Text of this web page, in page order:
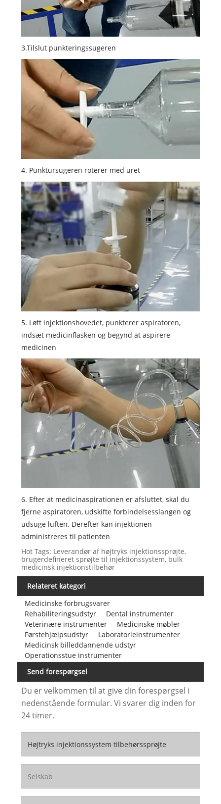
3.Tilslut punkteringssugeren
4. Punktursugeren roterer med uret
5. Løft injektionshovedet, punkterer aspiratoren,
indsæt medicinflasken og begynd at aspirere
medicinen
6. Efter at medicinaspirationen er afsluttet, skal du
fjerne aspiratoren, udskifte forbindelsesslangen og
udsuge luften. Derefter kan injektionen
administreres til patienten
Hot Tags: Leverandør af højtryks injektionssprøjte,
brugerdefineret sprøjte til injektionssystem, bulk
medicinsk injektionstilbehør
Relateret kategori
Medicinske forbrugsvarer
Rehabiliteringsudstyr
Dental instrumenter
Veterinære instrumenter
Medicinske møbler
Førstehjælpsudstyr
Laboratorieinstrumenter
Medicinsk billeddannende udstyr
Operationsstue instrumenter
Send forespørgsel
Du er velkommen til at give din forespørgsel i
nedenstående formular. Vi svarer dig inden for
24 timer.